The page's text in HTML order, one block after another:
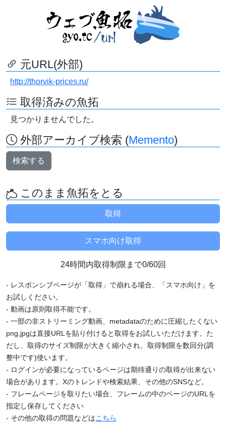
元URL(外部)
http://thorvik-prices.ru/
取得済みの魚拓
見つかりませんでした。
外部アーカイブ検索 (Memento)
検索する
このまま魚拓をとる
24時間内取得制限まで0/60回
- レスポンシブページが「取得」で崩れる場合、「スマホ向け」を
お試しください。
- 動画は原則取得不能です。
- 一部の非ストリーミング動画、metadataのために圧縮したくない
png,jpgは直接URLを貼り付けると取得をお試しいただけます。た
だし、取得のサイズ制限が大きく縮小され、取得制限を数回分(調
整中です)使います。
- ログインが必要になっているページは期待通りの取得が出来ない
場合があります。Xのトレンドや検索結果、その他のSNSなど。
- フレームページを取りたい場合、フレームの中のページのURLを
指定し保存してください
- その他の取得の問題などはこちら